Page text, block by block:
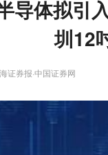
导体拟引
圳12
证券报·中国证券网